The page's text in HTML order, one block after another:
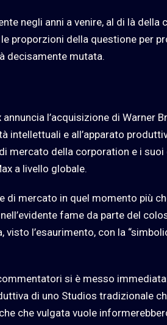
negli anni a venire, al di là
proporzioni della questione per
decisamente mutata.
l’acquisizione di Warner
intellettuali e all’apparato
mercato della corporation e i
a livello globale.
di mercato in quel momento più
fame da parte del
l’esaurimento, con la
si è messo
di uno Studios tradizionale
che vulgata vuole